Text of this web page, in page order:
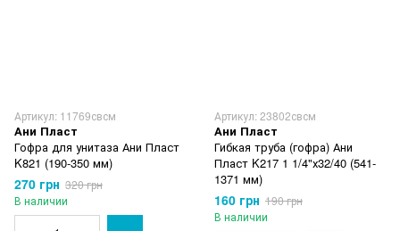
Артикул: 11769свсм
Ани Пласт
Гофра для унитаза Ани Пласт
K821 (190-350 мм)
270 грн 320 грн
В наличии
Артикул: 23802свсм
Ани Пласт
Гибкая труба (гофра) Ани
Пласт K217 1 1/4"х32/40 (541-
1371 мм)
160 грн 190 грн
В наличии